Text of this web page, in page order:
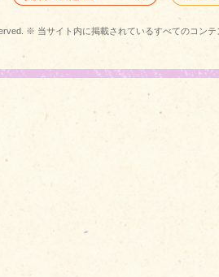
※ 当サイト内に掲載されているすべてのコン